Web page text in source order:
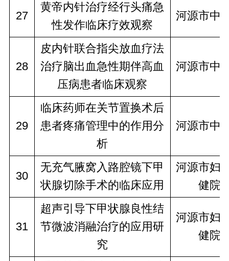
27
黄帝内针治疗经行头痛急
性发作临床疗效观察
河源市中
28
皮内针联合指尖放血疗法
治疗脑出血急性期伴高血
压病患者临床观察
河源市中
29
临床药师在关节置换术后
患者疼痛管理中的作用分
析
河源市中
30
无充气腋窝入路腔镜下甲
状腺切除手术的临床应用
河源市妇
健院
31
超声引导下甲状腺良性结
节微波消融治疗的应用研
究
河源市妇
健院